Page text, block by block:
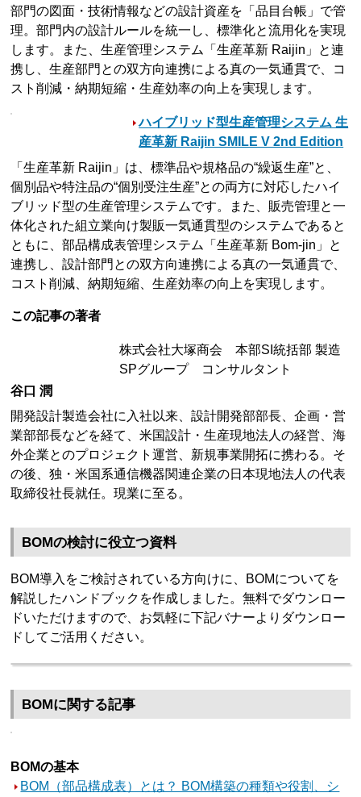
部門の図面・技術情報などの設計資産を「品目台帳」で管
理。部門内の設計ルールを統一し、標準化と流用化を実現
します。また、生産管理システム「生産革新 Raijin」と連
携し、生産部門との双方向連携による真の一気通貫で、コ
スト削減・納期短縮・生産効率の向上を実現します。
ハイブリッド型生産管理システム 生
産革新 Raijin SMILE V 2nd Edition
「生産革新 Raijin」は、標準品や規格品の“繰返生産”と、
個別品や特注品の“個別受注生産”との両方に対応したハイ
ブリッド型の生産管理システムです。また、販売管理と一
体化された組立業向け製販一気通貫型のシステムであると
ともに、部品構成表管理システム「生産革新 Bom-jin」と
連携し、設計部門との双方向連携による真の一気通貫で、
コスト削減、納期短縮、生産効率の向上を実現します。
この記事の著者
株式会社大塚商会 本部SI統括部 製造
SPグループ コンサルタント
谷口 潤
開発設計製造会社に入社以来、設計開発部部長、企画・営
業部部長などを経て、米国設計・生産現地法人の経営、海
外企業とのプロジェクト運営、新規事業開拓に携わる。そ
の後、独・米国系通信機器関連企業の日本現地法人の代表
取締役社長就任。現業に至る。
BOMの検討に役立つ資料
BOM導入をご検討されている方向けに、BOMについてを
解説したハンドブックを作成しました。無料でダウンロー
ドいただけますので、お気軽に下記バナーよりダウンロー
ドしてご活用ください。
BOMに関する記事
BOMの基本
BOM（部品構成表）とは？ BOM構築の種類や役割、シ